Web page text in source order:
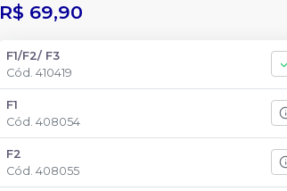
R$ 69,90
F1/F2/ F3
Cód.410419
F1
Cód.408054
F2
Cód.408055